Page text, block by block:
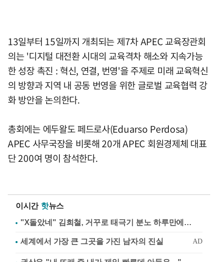
13일부터 15일까지 개최되는 제7차 APEC 교육장관회
의는 '디지털 대전환 시대의 교육격차 해소와 지속가능
한 성장 촉진 : 혁신, 연결, 번영'을 주제로 미래 교육혁신
의 방향과 지역 내 공동 번영을 위한 글로벌 교육협력 강
화 방안을 논의한다.
총회에는 에두왈도 페드로사(Eduarso Perdosa)
APEC 사무국장을 비롯해 20개 APEC 회원경제체 대표
단 200여 명이 참석한다.
이시간 핫뉴스
"X돌았네" 김희철, 거꾸로 태극기 분노 하루만에…